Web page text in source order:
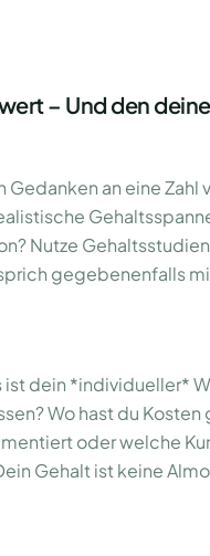
– Und den
Gedanken an eine
Nutze
gegebenenfalls
ist dein *individueller*
Wo hast du
oder welche
Gehalt ist keine